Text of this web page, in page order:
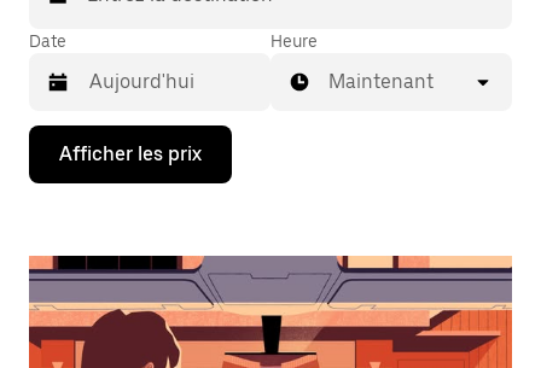
Date
Appuyez
la
bas
interagir
avec
Heure
Maintenant
Afficher les prix